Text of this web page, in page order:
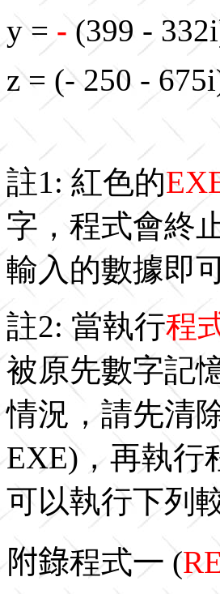
y = -(399 -
z = (- 250 -
註1: 紅色的
字，程式會終
輸入的數據即
註2: 當執行程
被原先數字記
情況，請先清
EXE)，再執行
可以執行下列
附錄程式一 (